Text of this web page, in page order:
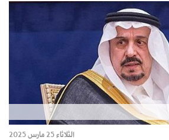
الثلاثاء 25 مارس 2025